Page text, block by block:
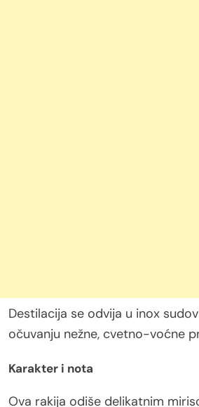
Destilacija se odvija u inox
očuvanju nežne, cvetno-voćne
Karakter i nota
Ova rakija odiše delikatnim